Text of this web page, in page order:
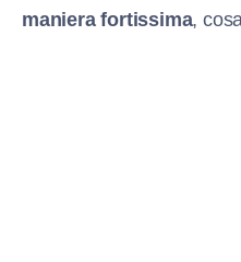
maniera fortissima,